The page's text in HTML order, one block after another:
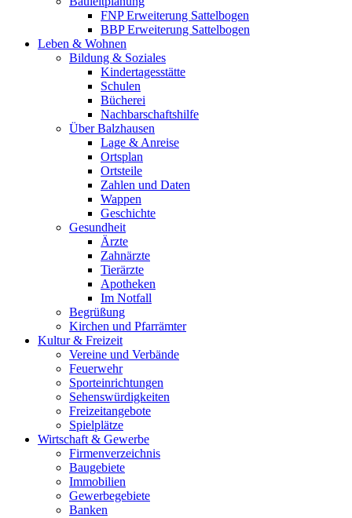
FNP Erweiterung Sattelbogen
BBP Erweiterung Sattelbogen
Leben & Wohnen
Bildung & Soziales
Kindertagesstätte
Schulen
Bücherei
Nachbarschaftshilfe
Über Balzhausen
Lage & Anreise
Ortsplan
Ortsteile
Zahlen und Daten
Wappen
Geschichte
Gesundheit
Ärzte
Zahnärzte
Tierärzte
Apotheken
Im Notfall
Begrüßung
Kirchen und Pfarrämter
Kultur & Freizeit
Vereine und Verbände
Feuerwehr
Sporteinrichtungen
Sehenswürdigkeiten
Freizeitangebote
Spielplätze
Wirtschaft & Gewerbe
Firmenverzeichnis
Baugebiete
Immobilien
Gewerbegebiete
Banken